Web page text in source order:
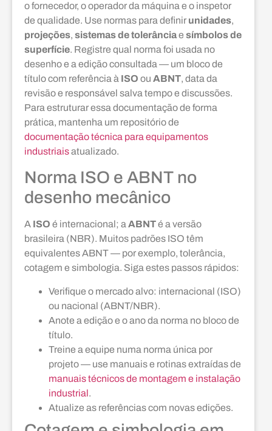
o fornecedor, o operador da máquina e o inspetor
de qualidade. Use normas para definir unidades,
projeções, sistemas de tolerânciae símbolos de
superfície. Registre qual norma foi usada no
desenho e a edição consultada — um bloco de
título com referência à ISO ou ABNT, data da
revisão e responsável salva tempo e discussões.
Para estruturar essa documentação de forma
prática, mantenha um repositório de
documentação técnica para equipamentos
industriaisatualizado.
Norma ISO e ABNT no
desenho mecânico
A ISO é internacional; aABNTé a versão
brasileira (NBR). Muitos padrões ISO têm
equivalentes ABNT — por exemplo, tolerância,
cotagem e simbologia. Siga estes passos rápidos:
Verifique o mercado alvo: internacional (ISO)
ou nacional (ABNT/NBR).
Anote a edição e o ano da norma no bloco de
título.
Treine a equipe numa norma única por
projeto — use manuais e rotinas extraídas de
manuais técnicos de montagem e instalação
industrial.
Atualize as referências com novas edições.